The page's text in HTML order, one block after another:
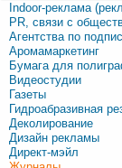
Indoor-реклама
PR, связи с
Агентства по
Аромамаркетинг
Бумага для
Видеостудии
Газеты
Гидроабразивная
Деколирование
Дизайн рекламы
Директ-мэйл